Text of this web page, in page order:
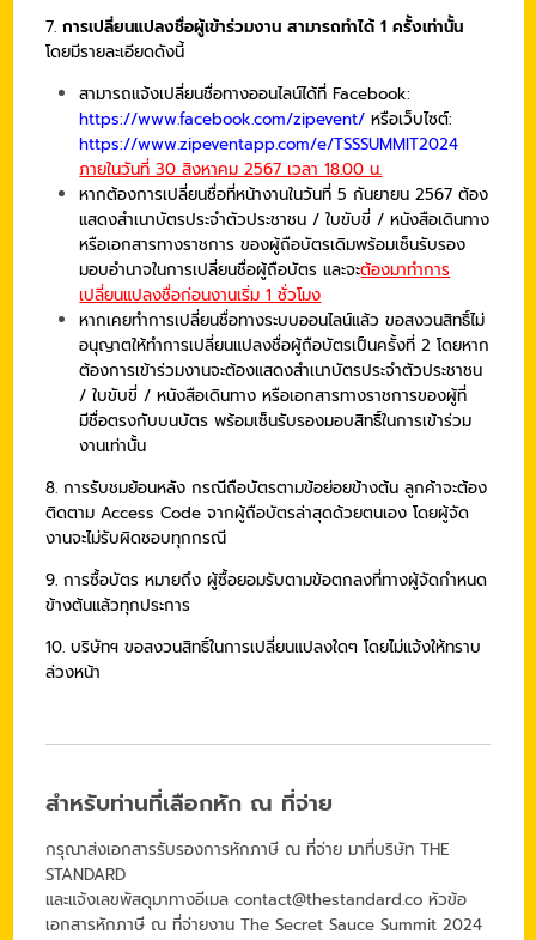
7.การเปลี่ยนแปลงชื่อผู้เข้าร่วมงาน สามารถทำได้ 1 ครั้งเท่านั้น
โดยมีรายละเอียดดังนี้
สามารถแจ้งเปลี่ยนชื่อทางออนไลน์ได้ที่ Facebook:
https://www.facebook.com/zipevent/ หรือเว็บไซต์:
https://www.zipeventapp.com/e/TSSSUMMIT2024
ภายในวันที่ 30 สิงหาคม 2567 เวลา 18.00 น.
หากต้องการเปลี่ยนชื่อที่หน้างานในวันที่ 5 กันยายน 2567 ต้อง
แสดงสำเนาบัตรประจำตัวประชาชน / ใบขับขี่ / หนังสือเดินทาง
หรือเอกสารทางราชการ ของผู้ถือบัตรเดิมพร้อมเซ็นรับรอง
มอบอำนาจในการเปลี่ยนชื่อผู้ถือบัตร และจะต้องมาทำการ
เปลี่ยนแปลงชื่อก่อนงานเริ่ม 1 ชั่วโมง
หากเคยทำการเปลี่ยนชื่อทางระบบออนไลน์แล้ว ขอสงวนสิทธิ์ไม่
อนุญาตให้ทำการเปลี่ยนแปลงชื่อผู้ถือบัตรเป็นครั้งที่ 2 โดยหาก
ต้องการเข้าร่วมงานจะต้องแสดงสำเนาบัตรประจำตัวประชาชน
/ ใบขับขี่ / หนังสือเดินทาง หรือเอกสารทางราชการของผู้ที่
มีชื่อตรงกับบนบัตร พร้อมเซ็นรับรองมอบสิทธิ์ในการเข้าร่วม
งานเท่านั้น
8. การรับชมย้อนหลัง กรณีถือบัตรตามข้อย่อยข้างต้น ลูกค้าจะต้อง
ติดตาม Access Code จากผู้ถือบัตรล่าสุดด้วยตนเอง โดยผู้จัด
งานจะไม่รับผิดชอบทุกกรณี
9. การซื้อบัตร หมายถึง ผู้ซื้อยอมรับตามข้อตกลงที่ทางผู้จัดกำหนด
ข้างต้นแล้วทุกประการ
10. บริษัทฯ ขอสงวนสิทธิ์ในการเปลี่ยนแปลงใดๆ โดยไม่แจ้งให้ทราบ
ล่วงหน้า
สำหรับท่านที่เลือกหัก ณ ที่จ่าย
กรุณาส่งเอกสารรับรองการหักภาษี ณ ที่จ่าย มาที่บริษัท THE
STANDARD
และแจ้งเลขพัสดุมาทางอีเมลcontact@thestandard.co หัวข้อ
เอกสารหักภาษี ณ ที่จ่ายงาน The Secret Sauce Summit 2024